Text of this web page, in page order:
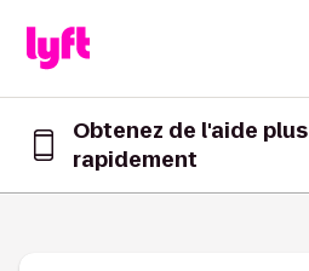
Obtenez de l'aide plus
rapidement